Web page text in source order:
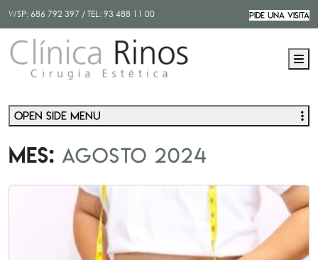
WSP: 686 792 397 / TEL:93 488 11 00 PIDE UNA VISITA
Mes: agosto 2024
Open side menu